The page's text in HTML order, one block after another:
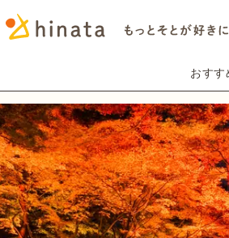
おすす